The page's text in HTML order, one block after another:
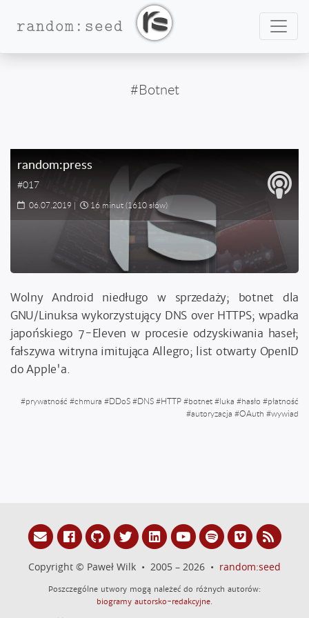
random:seed
#Botnet
random:press
#017
06.07.2019 | 16 minut(1610 słów)
Wolny Android niedługo w sprzedaży; botnet dla
GNU/Linuksa wykorzystujący DNS over HTTPS; wpadka
japońskiego 7-Eleven w procesie odzyskiwania haseł;
fałszywa witryna imitująca Allegro; list otwarty OpenID
do Apple'a.
#prywatność #chmura #DDoS#DNS#HTTP#botnet#luka #hasło #płatność
#autoryzacja #OAuth #wywiad
Copyright © Paweł Wilk • 2005 – 2026 • random:seed
Poszczególne utwory mogą należeć do różnych autorów:
biogramy autorsko-redakcyjne